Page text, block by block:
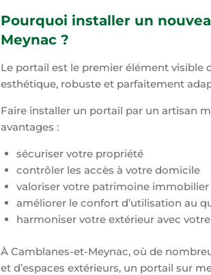
Pourquoi installer un
Meynac ?
Le portail est le premier élément visible
esthétique, robuste et parfaitement
Faire installer un portail par un artisan
avantages :
sécuriser votre propriété
contrôler les accès à votre domicile
valoriser votre patrimoine immobilier
améliorer le confort d’utilisation au
harmoniser votre extérieur avec
À Camblanes-et-Meynac, où de
et d’espaces extérieurs, un portail sur